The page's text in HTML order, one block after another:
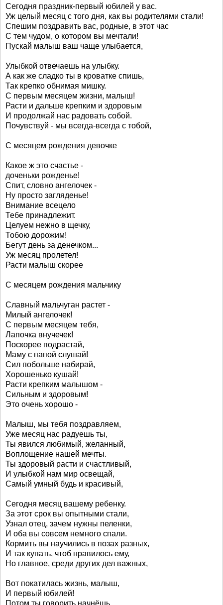
Сегодня праздник-первый юбилей у вас.
Уж целый месяц с того дня, как вы родителями стали!
Спешим поздравить вас, родные, в этот час
С тем чудом, о котором вы мечтали!
Пускай малыш ваш чаще улыбается,
Улыбкой отвечаешь на улыбку.
А как же сладко ты в кроватке спишь,
Так крепко обнимая мишку.
С первым месяцем жизни, малыш!
Расти и дальше крепким и здоровым
И продолжай нас радовать собой.
Почувствуй - мы всегда-всегда с тобой,
С месяцем рождения девочке
Какое ж это счастье -
доченьки рожденье!
Спит, словно ангелочек -
Ну просто загляденье!
Внимание всецело
Тебе принадлежит.
Целуем нежно в щечку,
Тобою дорожим!
Бегут день за денечком...
Уж месяц пролетел!
Расти малыш скорее
С месяцем рождения мальчику
Славный мальчуган растет -
Милый ангелочек!
С первым месяцем тебя,
Лапочка внучечек!
Поскорее подрастай,
Маму с папой слушай!
Сил побольше набирай,
Хорошенько кушай!
Расти крепким малышом -
Сильным и здоровым!
Это очень хорошо -
Малыш, мы тебя поздравляем,
Уже месяц нас радуешь ты,
Ты явился любимый, желанный,
Воплощение нашей мечты.
Ты здоровый расти и счастливый,
И улыбкой нам мир освещай,
Самый умный будь и красивый,
Сегодня месяц вашему ребенку.
За этот срок вы опытными стали,
Узнал отец, зачем нужны пеленки,
И оба вы совсем немного спали.
Кормить вы научились в позах разных,
И так купать, чтоб нравилось ему,
Но главное, среди других дел важных,
Вот покатилась жизнь, малыш,
И первый юбилей!
Потом ты говорить начнёшь,